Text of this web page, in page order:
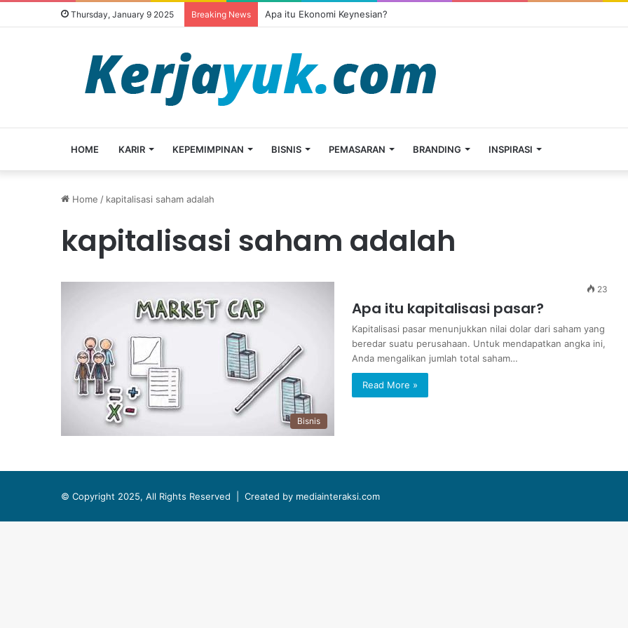
Thursday, January 9 2025 Breaking News Apa itu Ekonomi Keynesian?
HOME KARIR KEPEMIMPINAN BISNIS PEMASARAN BRANDING INSPIRASI
Home / kapitalisasi saham adalah
kapitalisasi saham adalah
Bisnis
23
Apa itu kapitalisasi pasar?
Kapitalisasi pasar menunjukkan nilai dolar dari saham yang
beredar suatu perusahaan. Untuk mendapatkan angka ini,
Anda mengalikan jumlah total saham…
Read More »
© Copyright 2025, All Rights Reserved | Created by mediainteraksi.com